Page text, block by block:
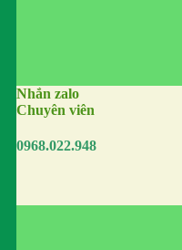
Nhắn zalo
Chuyên viên
0968.022.948